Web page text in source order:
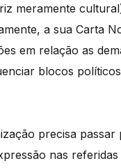
meramente
a sua Carta
em relação as
blocos
precisa
nas